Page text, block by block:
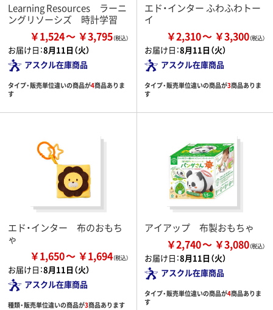
Learning Resources ラーニ
ングリソーシズ 時計学習
￥1,524 ￥3,795
お届け日：8月11日（火）
アスクル在庫商品
タイプ・販売単位違いの商品が4商品ありま
す
エド・インター ふわふわトー
イ
￥2,310 ￥3,300
お届け日：8月11日（火）
アスクル在庫商品
タイプ・販売単位違いの商品が3商品ありま
す
エド・インター 布のおもち
ゃ
￥1,650 ￥1,694
お届け日：8月11日（火）
アスクル在庫商品
種類・販売単位違いの商品が3商品あります
アイアップ 布製おもちゃ
￥2,740 ￥3,080
お届け日：8月11日（火）
アスクル在庫商品
タイプ・販売単位違いの商品が4商品ありま
す